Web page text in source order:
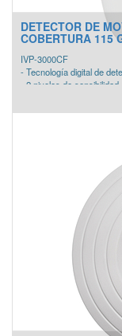
DETECTOR DE
COBERTURA 115
IVP-3000CF
- Tecnología digital de
- 2 niveles de sensibilidad
- Accionamiento por
- Bajo consumo (apenas 5